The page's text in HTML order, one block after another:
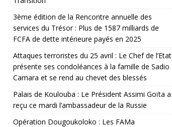
3ème édition de la Rencontre annuelle des
services du Trésor : Plus de 1587 milliards de
FCFA de dette intérieure payés en 2025
Attaques terroristes du 25 avril : Le Chef de l’Etat
présente ses condoléances à la famille de Sadio
Camara et se rend au chevet des blessés
Palais de Koulouba : Le Président Assimi Goïta a
reçu ce mardi l’ambassadeur de la Russie
Opération Dougoukoloko : Les FAMa